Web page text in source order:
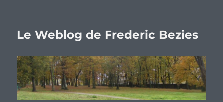
Le Weblog de Frederic Bezies